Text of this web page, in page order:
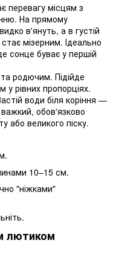
перевагу місцям з
На прямому
в'януть, а в густій
мізерним. Ідеально
сонце буває у першій
родючим. Підійде
рівних пропорціях.
води біля коріння —
важкий, обов'язково
або великого піску.
10–15 см.
"ніжками"
лютиком